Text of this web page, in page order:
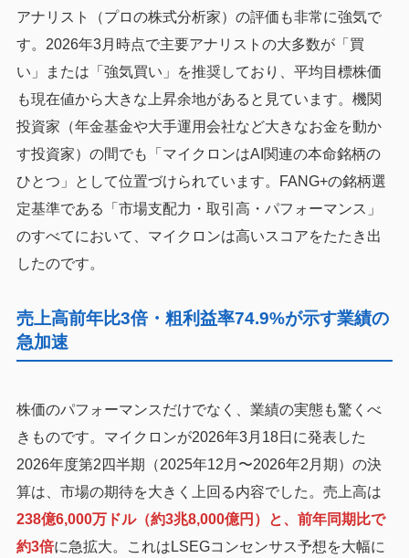
アナリスト（プロの株式分析家）の評価も非常に強気で
す。2026年3月時点で主要アナリストの大多数が「買
い」または「強気買い」を推奨しており、平均目標株価
も現在値から大きな上昇余地があると見ています。機関
投資家（年金基金や大手運用会社など大きなお金を動か
す投資家）の間でも「マイクロンはAI関連の本命銘柄の
ひとつ」として位置づけられています。FANG+の銘柄選
定基準である「市場支配力・取引高・パフォーマンス」
のすべてにおいて、マイクロンは高いスコアをたたき出
したのです。
売上高前年比3倍・粗利益率74.9%が示す業績の
急加速
株価のパフォーマンスだけでなく、業績の実態も驚くべ
きものです。マイクロンが2026年3月18日に発表した
2026年度第2四半期（2025年12月〜2026年2月期）の決
算は、市場の期待を大きく上回る内容でした。売上高は
238億6,000万ドル（約3兆8,000億円）と、前年同期比で
約3倍に急拡大。これはLSEGコンセンサス予想を大幅に